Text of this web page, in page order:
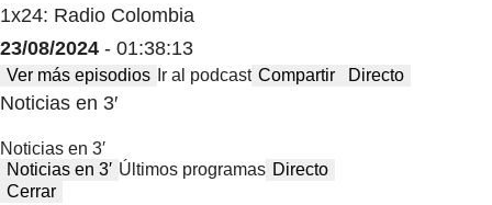
1x24: Radio Colombia
23/08/2024 - 01:38:13
Ver más episodios Ir al podcast Compartir Directo
Noticias en 3′
Noticias en 3′
Noticias en 3′ Últimos programas Directo
Cerrar